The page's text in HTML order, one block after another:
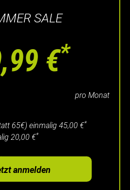
SALE
€*
pro Monat
65€) einmalig 45,00 €*
20,00 €*
anmelden